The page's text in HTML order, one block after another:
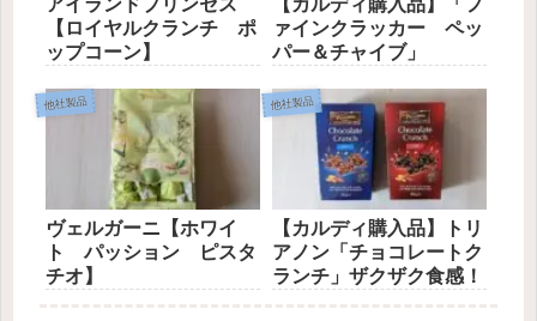
【ロイヤルクランチ ポ
ップコーン】
ァインクラッカー ペッ
パー＆チャイブ」
他社製品
ヴェルガーニ【ホワイ
ト パッション ピスタ
チオ】
他社製品
【カルディ購入品】トリ
アノン「チョコレートク
ランチ」ザクザク食感！